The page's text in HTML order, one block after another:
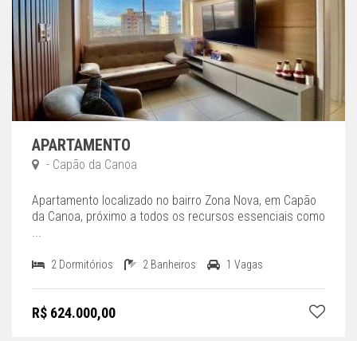
APARTAMENTO
- Capão da Canoa
Apartamento localizado no bairro Zona Nova, em Capão
da Canoa, próximo a todos os recursos essenciais como
...
2 Dormitórios 2 Banheiros 1 Vagas
R$ 624.000,00